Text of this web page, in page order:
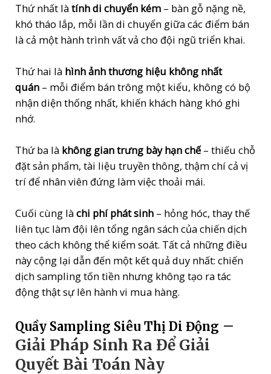
Thứ nhất làtính di chuyển kém – bàn gỗ nặng nề,
khó tháo lắp, mỗi lần di chuyển giữa các điểm bán
là cả một hành trình vất vả cho đội ngũ triển khai.
Thứ hai là hình ảnh thương hiệu không nhất
quán – mỗi điểm bán trông một kiểu, không có bộ
nhận diện thống nhất, khiến khách hàng khó ghi
nhớ.
Thứ ba là không gian trưng bày hạn chế– thiếu chỗ
đặt sản phẩm, tài liệu truyền thông, thậm chí cả vị
trí để nhân viên đứng làm việc thoải mái.
Cuối cùng làchi phí phát sinh – hỏng hóc, thay thế
liên tục làm đội lên tổng ngân sách của chiến dịch
theo cách không thể kiểm soát. Tất cả những điều
này cộng lại dẫn đến một kết quả duy nhất: chiến
dịch sampling tốn tiền nhưng không tạo ra tác
động thật sự lên hành vi mua hàng.
Quầy Sampling Siêu Thị Di Động –
Giải Pháp Sinh Ra Để Giải
Quyết Bài Toán Này